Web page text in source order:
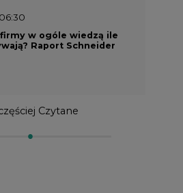
w ogóle wiedzą ile
Raport Schneider
Czytane